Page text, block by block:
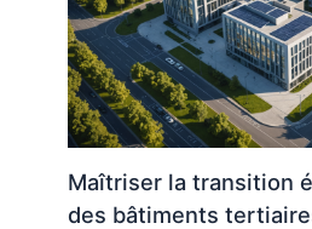
Maîtriser la transition
des bâtiments